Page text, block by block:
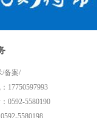
/备案/
17750597993
0592-5580190
5580198